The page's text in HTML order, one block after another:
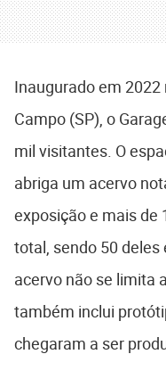
Inaugurado em
Campo (SP), o
mil visitantes. O
abriga um acervo
exposição e mais de
total, sendo 50
acervo não se limita
também inclui
chegaram a ser